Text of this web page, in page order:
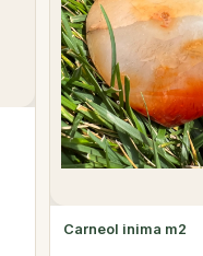
Carneol inima m2